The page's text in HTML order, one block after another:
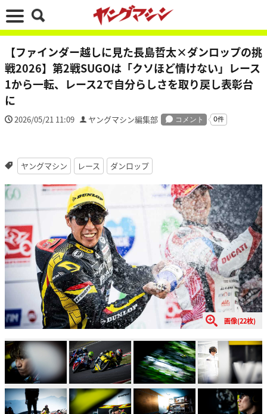
【ファインダー越しに見た長島哲太×ダンロップの挑
戦2026】第2戦SUGOは「クソほど情けない」レース
1から一転、レース2で自分らしさを取り戻し表彰台
に
2026/05/21 11:09 ヤングマシン編集部
ヤングマシン レース ダンロップ
画像(22枚)